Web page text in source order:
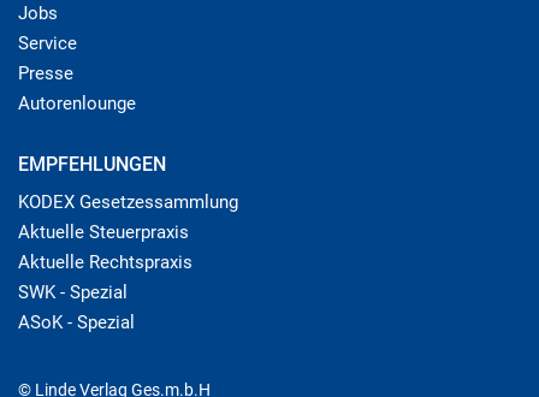
Jobs
Service
Presse
Autorenlounge
EMPFEHLUNGEN
KODEX Gesetzessammlung
Aktuelle Steuerpraxis
Aktuelle Rechtspraxis
SWK - Spezial
ASoK - Spezial
© Linde Verlag Ges.m.b.H